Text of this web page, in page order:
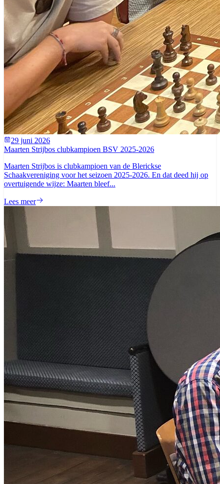
29 juni 2026
Maarten Strijbos clubkampioen BSV 2025-2026
Maarten Strijbos is clubkampioen van de Blerickse
Schaakvereniging voor het seizoen 2025-2026. En dat deed hij op
overtuigende wijze: Maarten bleef...
Lees meer